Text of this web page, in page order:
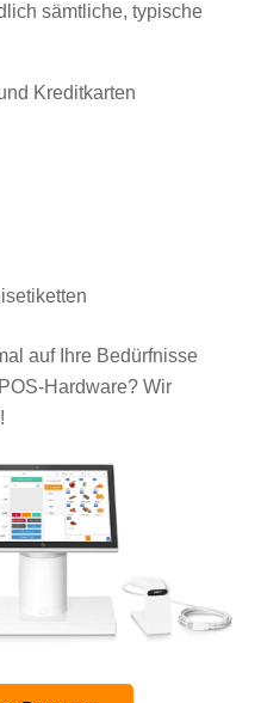
sämtliche, typische
Kreditkarten
auf Ihre Bedürfnisse
Hardware? Wir